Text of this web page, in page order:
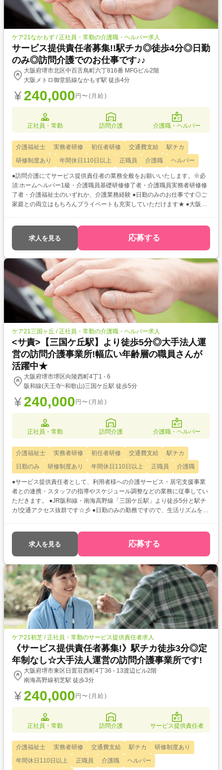
ケア21なかもず / 正社員・常勤の介護職・ヘルパー求人
サービス提供責任者募集!!駅チカ◎徒歩4分◎日勤
のみ◎訪問介護でのお仕事です♪♪
大阪府堺市北区中百舌鳥町六丁816番 MFGビル2階
大阪メトロ御堂筋線なかもず駅 徒歩4分
240,000 円〜(月給)
正社員・常勤 訪問介護 介護職・ヘルパー
介護福祉士 実務者研修 初任者研修 交通費支給
駅チカ
研修制度あり
年間休日110日以上 正職員 介護職 ヘルパー
●訪問介護にてサービス提供責任者の業務全般をお願いいたします。※必
須:ホームヘルパー1級・介護職員基礎研修修了者・介護職員実務者研修修
了者・介護福祉士のいずれか、介護業務経験 ●日勤のみのお仕事です◎ご
家庭との両立はもちろんプライベートも充実していただけます★ ●大阪メ
求人を見る 応募する
ケア21三国ヶ丘 / 正社員・常勤の介護職・ヘルパー求人
<サ責>【三国ケ丘駅】より徒歩5分◎大手法人運
営の訪問介護事業所!幅広い年齢層の職員さんが
活躍中★
大阪府堺市堺区向陵西町4丁1 - 6
阪和線(天王寺~和歌山)三国ケ丘駅 徒歩5分
240,000 円〜(月給)
正社員・常勤 訪問介護 介護職・ヘルパー
介護福祉士 実務者研修 初任者研修 交通費支給
駅チカ
日勤のみ
研修制度あり 年間休日110日以上 正職員 介護職
●サービス提供責任者として、利用者様への介護サービス・居宅支援事業
者との連携・スタッフの指導やスケジュール調整などの業務に従事してい
ただきます。 ●JR阪和線・南海高野線「三国ケ丘駅」より徒歩5分と駅チ
カ!交通アクセス抜群です☆彡 ●日勤のみの勤務ですので、生活リズムを整
求人を見る 応募する
ケア21初芝 / 正社員・常勤のサービス提供責任者求人
《サービス提供責任者募集!》駅チカ徒歩3分◎定
年制なし☆大手法人運営の訪問介護事業所です!
大阪府堺市東区日置荘西町4丁36 - 13渡辺ビル2階
南海高野線初芝駅 徒歩3分
240,000 円〜(月給)
正社員・常勤 訪問介護 サービス提供責任者
介護福祉士 実務者研修 交通費支給 駅チカ
研修制度あり
年間休日110日以上
正職員 介護職
ヘルパー